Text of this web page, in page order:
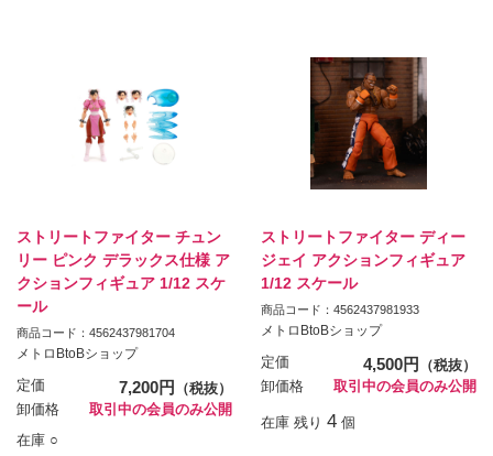
ストリートファイター チュン
リー ピンク デラックス仕様 ア
クションフィギュア 1/12 スケ
ール
商品コード：4562437981704
メトロBtoBショップ
定価 7,200円
（税抜）
卸価格
取引中の会員のみ公開
在庫 ○
ストリートファイター ディー
ジェイ アクションフィギュア
1/12 スケール
商品コード：4562437981933
メトロBtoBショップ
定価 4,500円
（税抜）
卸価格
取引中の会員のみ公開
在庫 残り 4 個